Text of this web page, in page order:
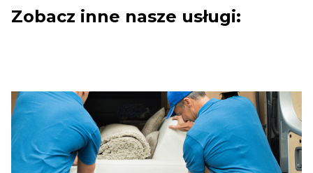
Zobacz inne nasze usługi: